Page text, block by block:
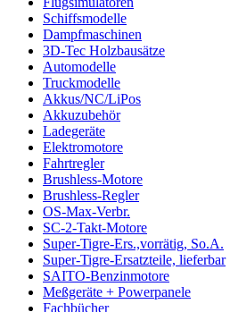
Schiffsmodelle
Dampfmaschinen
3D-Tec Holzbausätze
Automodelle
Truckmodelle
Akkus/NC/LiPos
Akkuzubehör
Ladegeräte
Elektromotore
Fahrtregler
Brushless-Motore
Brushless-Regler
OS-Max-Verbr.
SC-2-Takt-Motore
Super-Tigre-Ers.,vorrätig, So.A.
Super-Tigre-Ersatzteile, lieferbar
SAITO-Benzinmotore
Meßgeräte + Powerpanele
Fachbücher